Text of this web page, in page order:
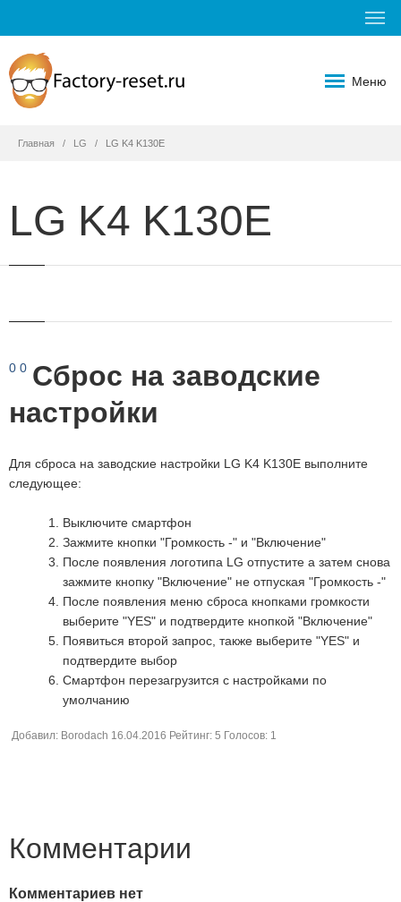
Меню
Главная LG LG K4 K130E
LG K4 K130E
0 0 Сброс на заводские
настройки
Для сброса на заводские настройки LG K4 K130E выполните
следующее:
Выключите смартфон
Зажмите кнопки "Громкость -" и "Включение"
После появления логотипа LG отпустите а затем снова
зажмите кнопку "Включение" не отпуская "Громкость -"
После появления меню сброса кнопками громкости
выберите "YES" и подтвердите кнопкой "Включение"
Появиться второй запрос, также выберите "YES" и
подтвердите выбор
Смартфон перезагрузится с настройками по
умолчанию
Добавил: Borodach 16.04.2016 Рейтинг: 5 Голосов: 1
Комментарии
Комментариев нет